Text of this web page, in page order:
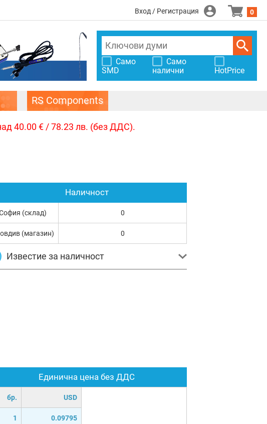
Вход / Регистрация 0
Само
SMD
Само
налични
HotPrice
RS Components
40.00 € / 78.23 лв. (без ДДС).
Единична цена без ДДС
бр. USD
1 0.09795
Наличност
(склад) 0
(магазин) 0
Известие за наличност